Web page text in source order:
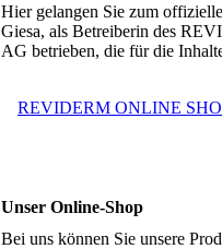
Hier gelangen Sie zum
Giesa, als Betreiberin des
AG betrieben, die für die
REVIDERM ONLINE
Unser Online-Shop
Bei uns können Sie unsere